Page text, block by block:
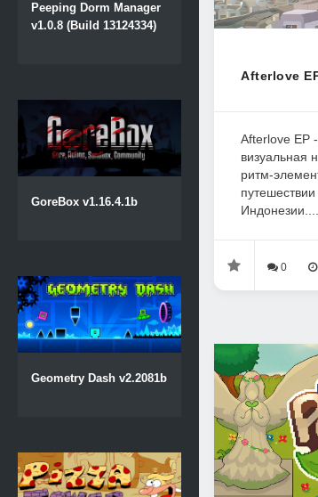
Peeping Dorm Manager
v1.0.8 (Build 13124334)
GoreBox v1.16.4.1b
Geometry Dash v2.2081b
Afterlove
Afterlove EP
визуальная
ритм-
Индонезии....
0